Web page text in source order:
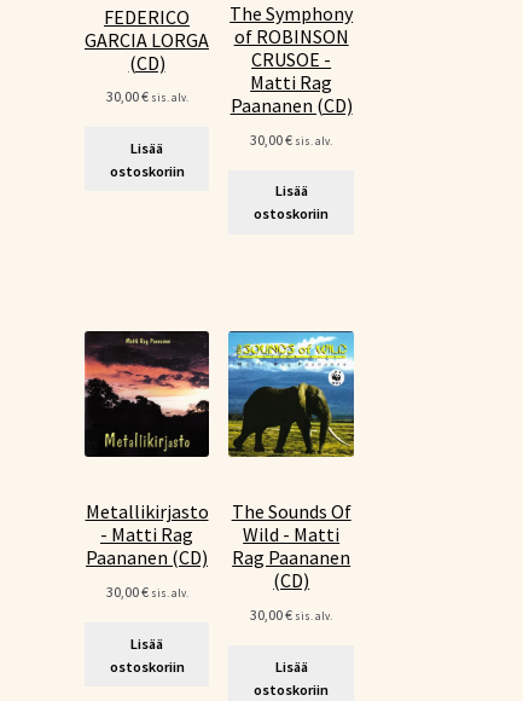
FEDERICO
GARCIA LORGA
(CD)
30,00€ sis. alv.
Lisää
ostoskoriin
The Symphony
of ROBINSON
CRUSOE -
Matti Rag
Paananen (CD)
30,00€ sis. alv.
Lisää
ostoskoriin
Metallikirjasto
- Matti Rag
Paananen (CD)
30,00€ sis. alv.
Lisää
ostoskoriin
The Sounds Of
Wild - Matti
Rag Paananen
(CD)
30,00€ sis. alv.
Lisää
ostoskoriin